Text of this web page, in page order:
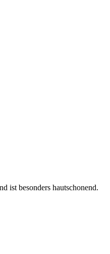
ist besonders hautschonend.